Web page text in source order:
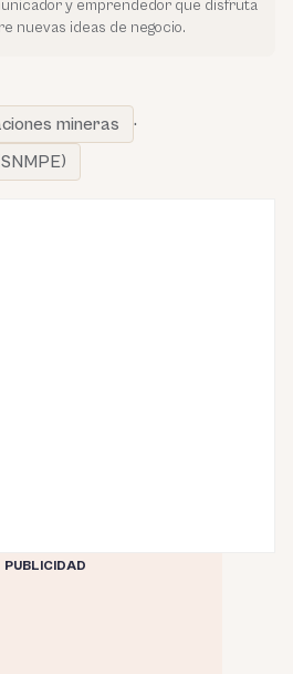
y emprendedor que disfruta
nuevas ideas de negocio.
mineras
·
PUBLICIDAD